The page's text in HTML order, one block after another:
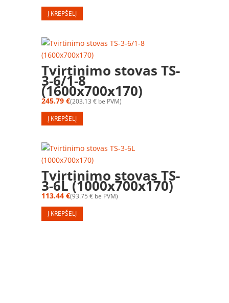
Į KREPŠELĮ
Tvirtinimo stovas TS-
3-6/1-8
(1600x700x170)
245.79 € 203.13 € be PVM
Į KREPŠELĮ
Tvirtinimo stovas TS-
3-6L (1000x700x170)
113.44 € 93.75 € be PVM
Į KREPŠELĮ